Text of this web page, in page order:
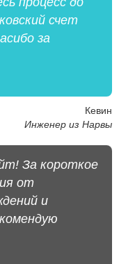
счет
за
Кевин
Инженер из Нарвы
За короткое
от
и